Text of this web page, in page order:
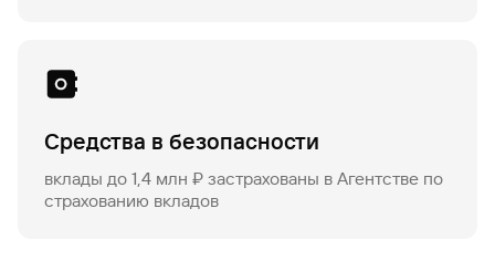
Средства в безопасности
вклады до 1,4 млн ₽ застрахованы в Агентстве по
страхованию вкладов